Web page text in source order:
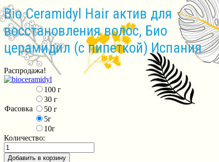
Bio Ceramidyl Hair актив для
восстановления волос, Био
церамидил (с пипеткой) Испания
Распродажа!
Фасовка
100 г
30 г
50 г
5г
10г
Количество:
Добавить в корзину